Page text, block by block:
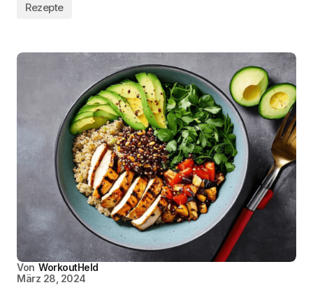
Rezepte
Von WorkoutHeld
März 28, 2024